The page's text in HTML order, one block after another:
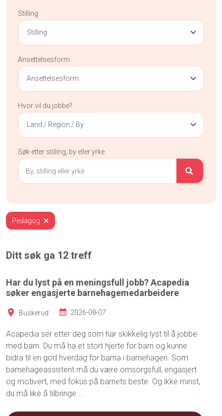
Stilling
Stilling
Ansettelsesform
Ansettelsesform
Hvor vil du jobbe?
Land / Region / By
Søk etter stilling, by eller yrke
Pedagog
Ditt søk ga 12 treff
Har du lyst på en meningsfull jobb? Acapedia
søker engasjerte barnehagemedarbeidere
Buskerud 2026-08-07
Acapedia ser etter deg som har skikkelig lyst til å jobbe
med barn. Du må ha et stort hjerte for barn og kunne
bidra til en god hverdag for barna i barnehagen. Som
barnehageassistent må du være omsorgsfull, engasjert
og motivert, med fokus på barnets beste. Og ikke minst,
du må like å tilbringe...